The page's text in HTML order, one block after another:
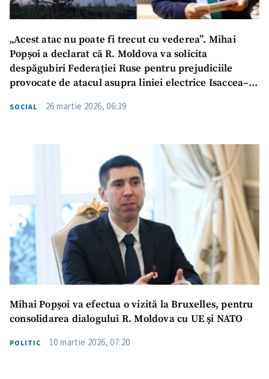
„Acest atac nu poate fi trecut cu vederea”. Mihai
Popșoi a declarat că R. Moldova va solicita
despăgubiri Federației Ruse pentru prejudiciile
provocate de atacul asupra liniei electrice Isaccea–
SOCIAL 26 martie 2026, 06:39
Mihai Popșoi va efectua o vizită la Bruxelles, pentru
consolidarea dialogului R. Moldova cu UE și NATO
POLITIC 10 martie 2026, 07:20